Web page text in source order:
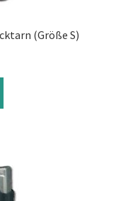
(Größe S)